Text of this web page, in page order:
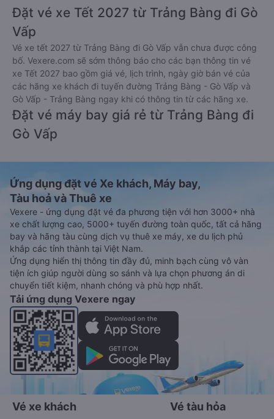
Bên cạnh đó, quý khách cũng có thể thanh toán vé
thông qua các ví Momo, ZaloPay, AirPay, VNPay,…
Sau khi thanh toán vé xe khách Trảng Bàng - Tây Ninh Gò
Vấp - Sài Gòn thành công, Vexere sẽ gửi tin nhắn/email xác
nhận thành công đến số điện thoại/email mà quý khách đã
đăng ký. Đến ngày đi, quý khách vui lòng có mặt tại điểm đón
trước 30 phút giờ khởi hành để chuẩn bị lên xe. Để kiểm tra
tình trạng vé xe đi Gò Vấp - Sài Gòn từ Trảng Bàng - Tây Ninh
đã đặt, quý khách vui lòng truy cậphttps://vexere.com/vi-
VN/booking/ticketinfo
Đặt vé xe Tết 2027 từ Trảng Bàng đi Gò
Vấp
Vé xe tết 2027 từ Trảng Bàng đi Gò Vấp vẫn chưa được công
bố. Vexere.com sẽ sớm thông báo cho các bạn thông tin vé
xe Tết 2027 bao gồm giá vé, lịch trình, ngày giờ bán vé của
các hãng xe khách đi tuyến đường Trảng Bàng - Gò Vấp và
Gò Vấp - Trảng Bàng ngay khi có thông tin từ các hãng xe.
Đặt vé máy bay giá rẻ từ Trảng Bàng đi
Gò Vấp
Ứng dụng đặt vé Xe khách, Máy bay,
Tàu hoả và Thuê xe
Vexere - ứng dụng đặt vé đa phương tiện với hơn 3000+ nhà
xe chất lượng cao, 5000+ tuyến đường toàn quốc, tất cả hãng
bay và hãng tàu cùng dịch vụ thuê xe máy, xe du lịch phủ
khắp các tỉnh thành tại Việt Nam.